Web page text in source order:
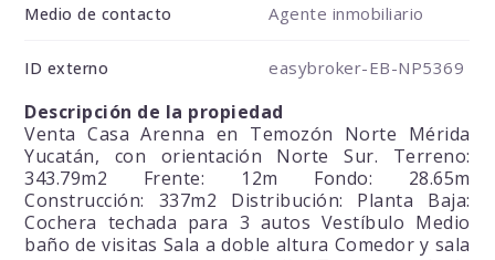
Medio de contacto Agente inmobiliario
ID externo easybroker-EB-NP5369
Descripción de la propiedad
Venta Casa Arenna en Temozón Norte Mérida
Yucatán, con orientación Norte Sur. Terreno:
343.79m2 Frente: 12m Fondo: 28.65m
Construcción: 337m2 Distribución: Planta Baja:
Cochera techada para 3 autos Vestíbulo Medio
baño de visitas Sala a doble altura Comedor y sala